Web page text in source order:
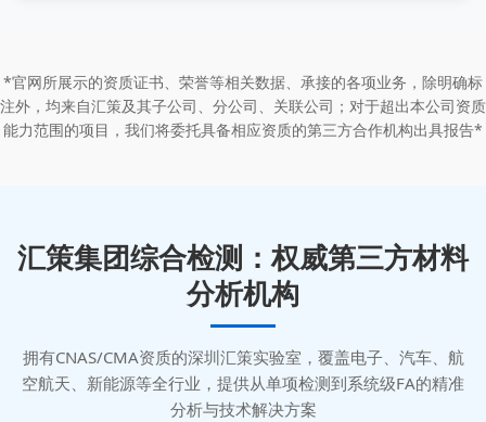
*官网所展示的资质证书、荣誉等相关数据、承接的各项业务，除明确标
注外，均来自汇策及其子公司、分公司、关联公司；对于超出本公司资质
能力范围的项目，我们将委托具备相应资质的第三方合作机构出具报告*
汇策集团综合检测：权威第三方材料
分析机构
拥有CNAS/CMA资质的深圳汇策实验室，覆盖电子、汽车、航
空航天、新能源等全行业，提供从单项检测到系统级FA的精准
分析与技术解决方案